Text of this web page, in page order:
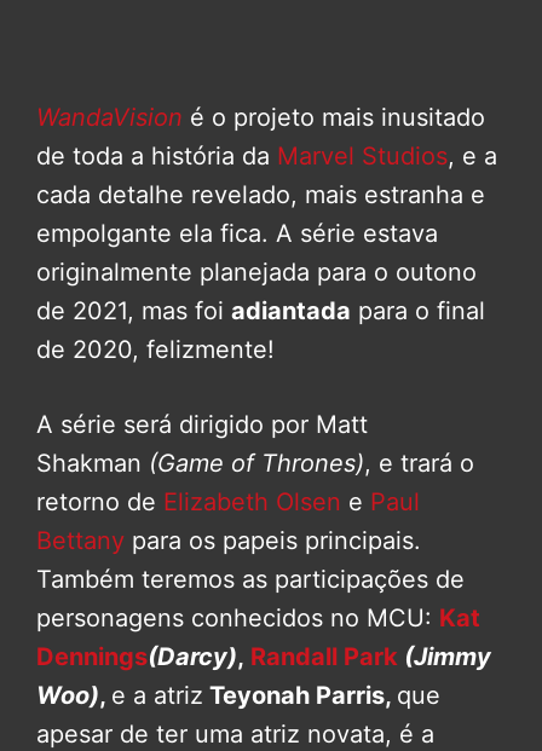
WandaVision é o projeto mais inusitado
de toda a história da Marvel Studios, e a
cada detalhe revelado, mais estranha e
empolgante ela fica. A série estava
originalmente planejada para o outono
de 2021, mas foi adiantada para o final
de 2020, felizmente!
A série será dirigido por Matt
Shakman (Game of Thrones), e trará o
retorno de Elizabeth Olsen e Paul
Bettany para os papeis principais.
Também teremos as participações de
personagens conhecidos no MCU: Kat
Dennings(Darcy), Randall Park (Jimmy
Woo), e a atriz Teyonah Parris, que
apesar de ter uma atriz novata, é a